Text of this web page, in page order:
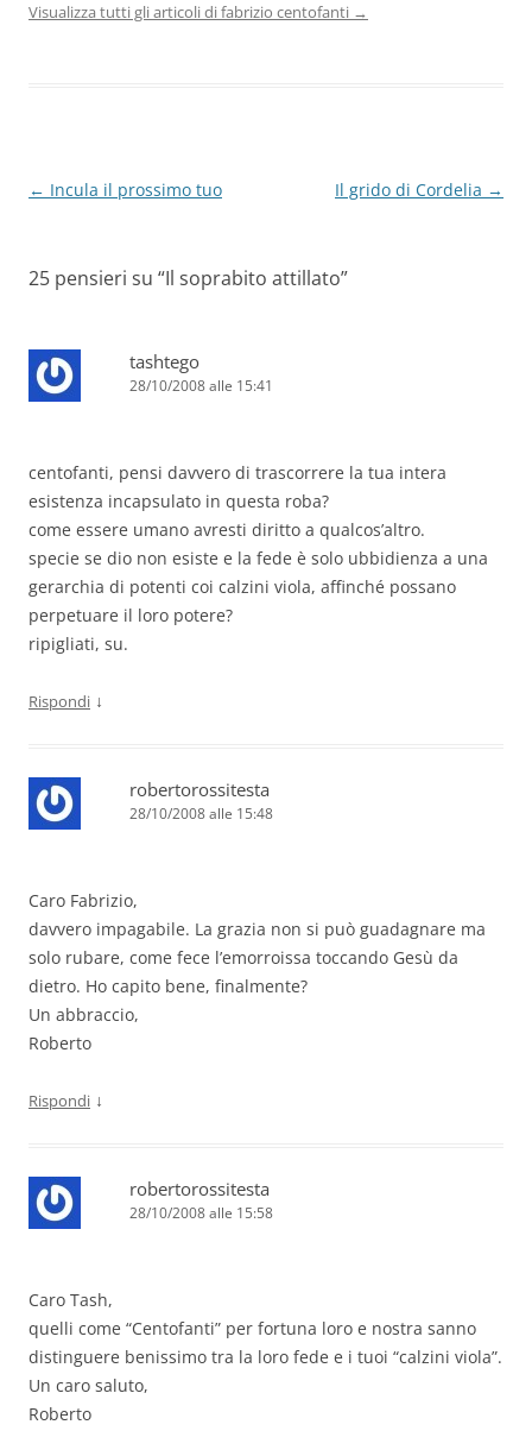
Visualizza tutti gli articoli di fabrizio centofanti →
Navigazione
← Incula il prossimo tuo Il grido di Cordelia →
25 pensieri su “Il soprabito attillato”
tashtego
28/10/2008 alle 15:41
centofanti, pensi davvero di trascorrere la tua intera
esistenza incapsulato in questa roba?
come essere umano avresti diritto a qualcos’altro.
specie se dio non esiste e la fede è solo ubbidienza a una
gerarchia di potenti coi calzini viola, affinché possano
perpetuare il loro potere?
ripigliati, su.
Rispondi ↓
robertorossitesta
28/10/2008 alle 15:48
Caro Fabrizio,
davvero impagabile. La grazia non si può guadagnare ma
solo rubare, come fece l’emorroissa toccando Gesù da
dietro. Ho capito bene, finalmente?
Un abbraccio,
Roberto
Rispondi ↓
robertorossitesta
28/10/2008 alle 15:58
Caro Tash,
quelli come “Centofanti” per fortuna loro e nostra sanno
distinguere benissimo tra la loro fede e i tuoi “calzini viola”.
Un caro saluto,
Roberto